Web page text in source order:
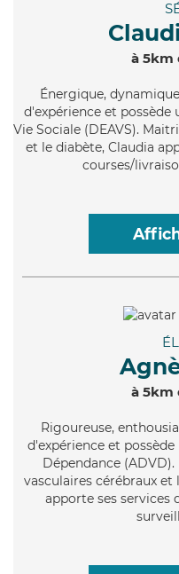
à 5km
Énergique,
d'expérience et
Vie Sociale (DEAVS).
et le diabète, Claudia
courses/
à 5km
Rigoureuse,
d'expérience et
Dépendance
vasculaires cérébraux
apporte ses services